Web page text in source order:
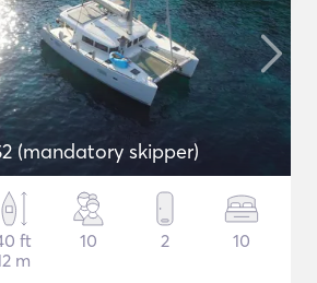
(mandatory skipper)
ft
m
10 2 10